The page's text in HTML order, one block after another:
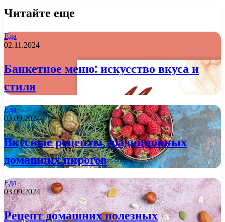
Читайте еще
Еда
02.11.2024
Банкетное меню: искусство вкуса и
стиля
Еда
03.09.2024
Вкусные рецепты традиционных
домашних пирогов
Еда
03.09.2024
Рецепт домашних полезных